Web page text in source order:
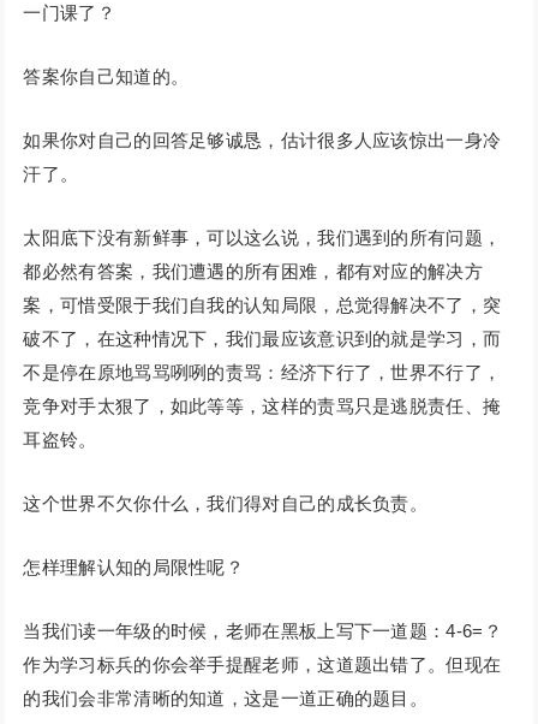
一门课了？
答案你自己知道的。
如果你对自己的回答足够诚恳，估计很多人应该惊出一身冷
汗了。
太阳底下没有新鲜事，可以这么说，我们遇到的所有问题，
都必然有答案，我们遭遇的所有困难，都有对应的解决方
案，可惜受限于我们自我的认知局限，总觉得解决不了，突
破不了，在这种情况下，我们最应该意识到的就是学习，而
不是停在原地骂骂咧咧的责骂：经济下行了，世界不行了，
竞争对手太狠了，如此等等，这样的责骂只是逃脱责任、掩
耳盗铃。
这个世界不欠你什么，我们得对自己的成长负责。
怎样理解认知的局限性呢？
当我们读一年级的时候，老师在黑板上写下一道题：4-6=？
作为学习标兵的你会举手提醒老师，这道题出错了。但现在
的我们会非常清晰的知道，这是一道正确的题目。